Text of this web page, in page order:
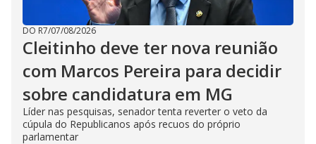
DO R7/07/08/2026
Cleitinho deve ter nova reunião
com Marcos Pereira para decidir
sobre candidatura em MG
Líder nas pesquisas, senador tenta reverter o veto da
cúpula do Republicanos após recuos do próprio
parlamentar